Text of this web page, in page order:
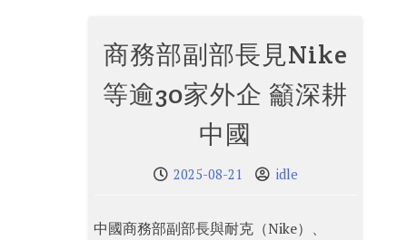
商務部副部長見Nike
等逾30家外企 籲深耕
中國
2025-08-21 idle
中國商務部副部長與耐克（Nike）、